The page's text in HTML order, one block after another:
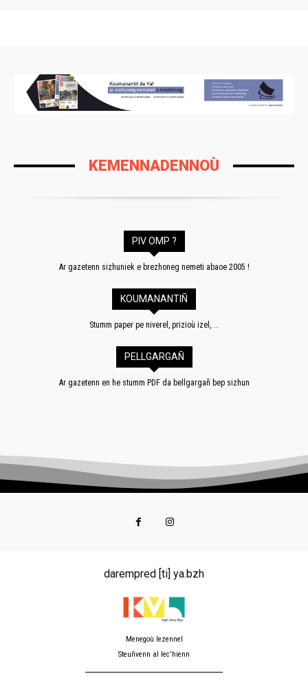
KEMENNADENNOÙ
PIV OMP ?
Ar gazetenn sizhuniek e brezhoneg nemeti abaoe 2005 !
KOUMANANTIÑ
Stumm paper pe niverel, prizioù izel, ...
PELLGARGAÑ
Ar gazetenn en he stumm PDF da bellgargañ bep sizhun
darempred [ti] ya.bzh
Menegoù lezennel
Steuñvenn al lec'hienn